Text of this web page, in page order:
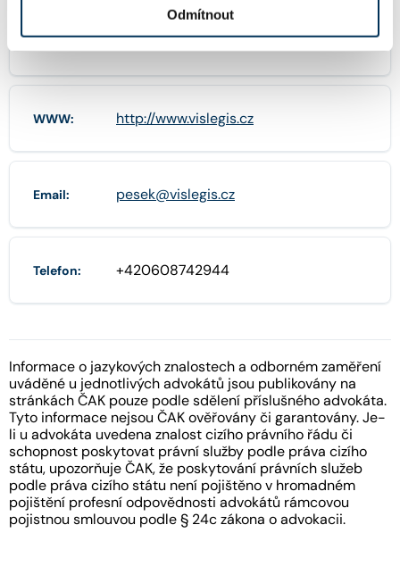
Odmítnout
Adresa: Janošíkova 736/2 , 78701 Šumperk
WWW: http://www.vislegis.cz
Email: pesek@vislegis.cz
Telefon: +420608742944
Informace o jazykových znalostech a odborném zaměření
uváděné u jednotlivých advokátů jsou publikovány na
stránkách ČAK pouze podle sdělení příslušného advokáta.
Tyto informace nejsou ČAK ověřovány či garantovány. Je-
li u advokáta uvedena znalost cizího právního řádu či
schopnost poskytovat právní služby podle práva cizího
státu, upozorňuje ČAK, že poskytování právních služeb
podle práva cizího státu není pojištěno v hromadném
pojištění profesní odpovědnosti advokátů rámcovou
pojistnou smlouvou podle § 24c zákona o advokacii.